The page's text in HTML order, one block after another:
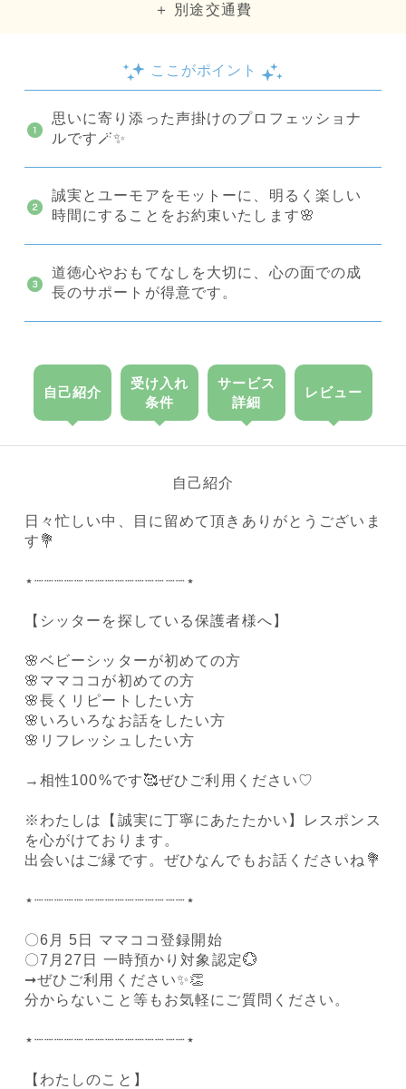
＋ 別途交通費
ここがポイント
思いに寄り添った声掛けのプロフェッショナ
ルです🪄✨
誠実とユーモアをモットーに、明るく楽しい
時間にすることをお約束いたします🌸
道徳心やおもてなしを大切に、心の面での成
長のサポートが得意です。
自己紹介
受け入れ
条件
サービス
詳細
レビュー
自己紹介
日々忙しい中、目に留めて頂きありがとうございま
す💐
⋆┈┈┈┈┈┈┈┈┈┈┈┈┈┈┈⋆
【シッターを探している保護者様へ】
🌸ベビーシッターが初めての方
🌸ママココが初めての方
🌸長くリピートしたい方
🌸いろいろなお話をしたい方
🌸リフレッシュしたい方
→相性100%です🥰ぜひご利用ください♡
※わたしは【誠実に丁寧にあたたかい】レスポンス
を心がけております。
出会いはご縁です。ぜひなんでもお話くださいね💐
⋆┈┈┈┈┈┈┈┈┈┈┈┈┈┈┈⋆
〇6月 5日 ママココ登録開始
〇7月27日 一時預かり対象認定💮
➞ぜひご利用ください✨️👏
分からないこと等もお気軽にご質問ください。
⋆┈┈┈┈┈┈┈┈┈┈┈┈┈┈┈⋆
【わたしのこと】